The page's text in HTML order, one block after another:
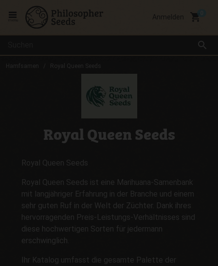
search
Anmelden local_grocery_store
Hamfsamen Royal Queen Seeds
Royal Queen Seeds
Royal Queen Seeds
Royal Queen Seeds ist eine Marihuana-Samenbank
mit langjähriger Erfahrung in der Branche und einem
sehr guten Ruf in der Welt der Züchter. Dank ihres
hervorragenden Preis-Leistungs-Verhältnisses sind
diese hochwertigen Sorten für jedermann
erschwinglich.
Ihr Katalog umfasst die gesamte Palette der